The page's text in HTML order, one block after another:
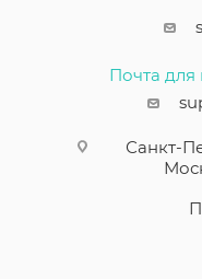
Почта для
Санкт-